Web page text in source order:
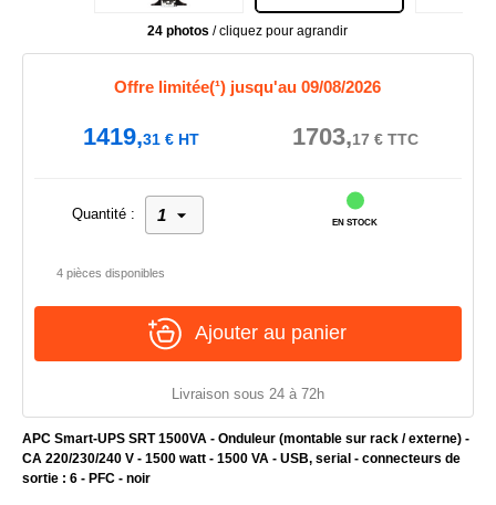
24 photos / cliquez pour agrandir
APC Smart-UPS SRT 1500VA - Onduleur (montable sur rack / externe) -
CA 220/230/240 V - 1500 watt - 1500 VA - USB, serial - connecteurs de
sortie : 6 - PFC - noir
Offre limitée(¹) jusqu'au 09/08/2026
1419,31€HT 1703,17 €TTC
Quantité :
EN STOCK
4 pièces disponibles
Ajouter au panier
Livraison sous 24 à 72h